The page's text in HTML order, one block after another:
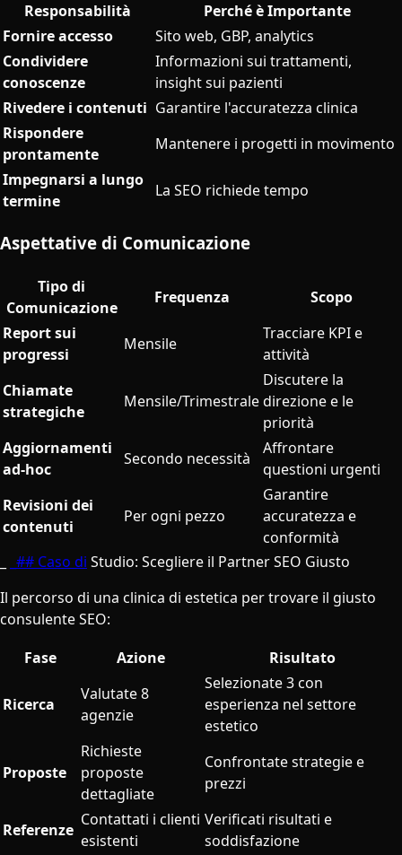
Responsabilità
Perché è Importante
Fornire accesso
Sito web, GBP, analytics
Condividere
conoscenze
Informazioni sui trattamenti,
insight sui pazienti
Rivedere i contenuti Garantire l'accuratezza clinica
Rispondere
prontamente
Mantenere i progetti in movimento
Impegnarsi a lungo
termine
La SEO richiede tempo
Aspettative di Comunicazione
Tipo di
Comunicazione
Frequenza
Scopo
Report sui
progressi
Mensile
Tracciare KPI e
attività
Chiamate
strategiche
Mensile/Trimestrale
Discutere la
direzione e le
priorità
Aggiornamenti
ad-hoc
Secondo necessità
Affrontare
questioni urgenti
Revisioni dei
contenuti
Per ogni pezzo
Garantire
accuratezza e
conformità
_## Caso di Studio: Scegliere il Partner SEO Giusto
Il percorso di una clinica di estetica per trovare il giusto
consulente SEO:
Fase
Azione Risultato
Ricerca
Valutate 8
agenzie
Selezionate 3 con
esperienza nel settore
estetico
Proposte
Richieste
proposte
dettagliate
Confrontate strategie e
prezzi
Referenze
Contattati i clienti
esistenti
Verificati risultati e
soddisfazione